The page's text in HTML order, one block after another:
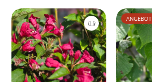
ANGEBOT